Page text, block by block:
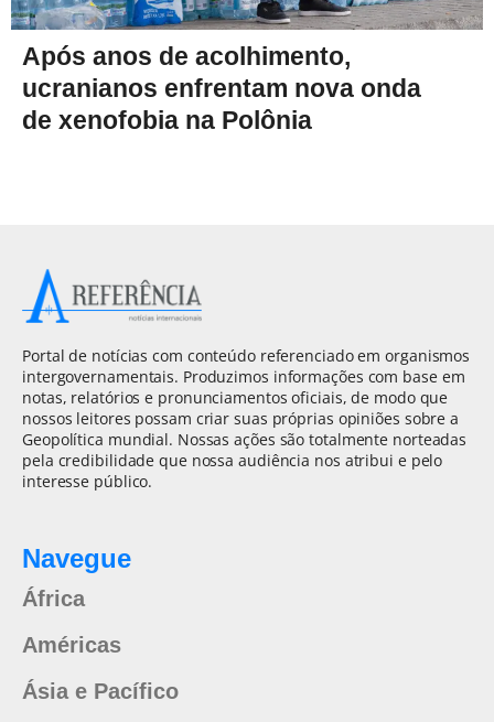
Após anos de acolhimento,
ucranianos enfrentam nova onda
de xenofobia na Polônia
Portal de notícias com conteúdo referenciado em organismos
intergovernamentais. Produzimos informações com base em
notas, relatórios e pronunciamentos oficiais, de modo que
nossos leitores possam criar suas próprias opiniões sobre a
Geopolítica mundial. Nossas ações são totalmente norteadas
pela credibilidade que nossa audiência nos atribui e pelo
interesse público.
Navegue
África
Américas
Ásia e Pacífico